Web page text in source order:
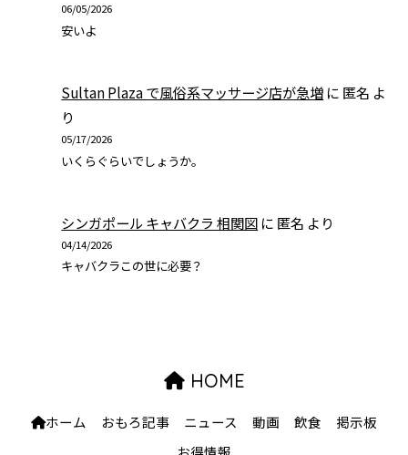
06/05/2026
安いよ
Sultan Plaza で風俗系マッサージ店が急増 に 匿名 よ
り
05/17/2026
いくらぐらいでしょうか。
シンガポール キャバクラ 相関図 に 匿名 より
04/14/2026
キャバクラこの世に必要？
HOME
ホーム おもろ記事 ニュース 動画 飲食
掲示板